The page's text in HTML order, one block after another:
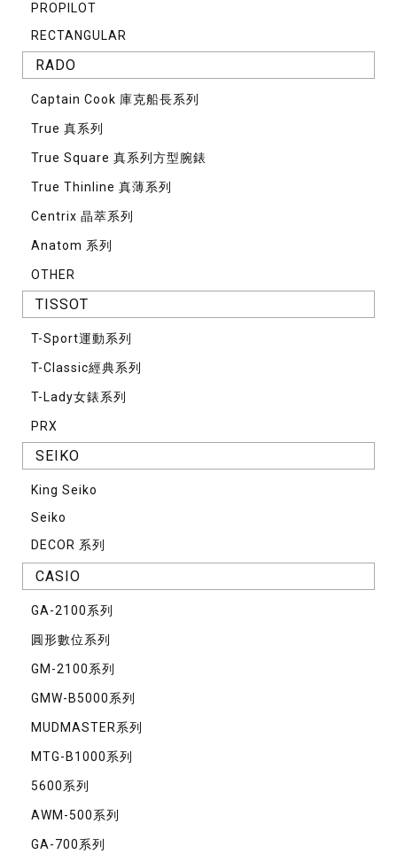
PROPILOT
RECTANGULAR
RADO
Captain Cook 庫克船長系列
True 真系列
True Square 真系列方型腕錶
True Thinline 真薄系列
Centrix 晶萃系列
Anatom 系列
OTHER
TISSOT
T-Sport運動系列
T-Classic經典系列
T-Lady女錶系列
PRX
SEIKO
King Seiko
Seiko
DECOR 系列
CASIO
GA-2100系列
圓形數位系列
GM-2100系列
GMW-B5000系列
MUDMASTER系列
MTG-B1000系列
5600系列
AWM-500系列
GA-700系列